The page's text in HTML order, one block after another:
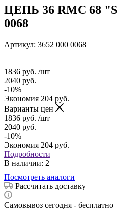
ЦЕПЬ 36 RMC 68
0068
Артикул: 3652 000 0068
1836 руб. /шт
2040 руб.
-10%
Экономия 204 руб.
Варианты цен
1836 руб. /шт
2040 руб.
-10%
Экономия 204 руб.
Подробности
В наличии: 2
Посмотреть аналоги
Рассчитать доставку
Самовывоз сегодня - бесплатно